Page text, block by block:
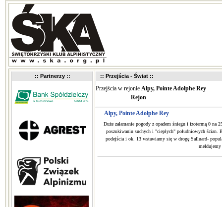
:: Partnerzy :: :: Przejścia - Świat ::
Przejścia w rejonie Alpy, Pointe Adolphe Rey
Rejon
Alpy, Pointe Adolphe Rey
Duże załamanie pogody z opadem śniegu i izotermą 0
poszukiwaniu suchych i "ciepłych" południowych
podejścia i ok. 13 wstawiamy się w drogę Salluard-